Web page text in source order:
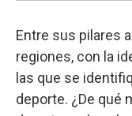
Entre sus pilares
regiones, con la
las que se
deporte. ¿De qué